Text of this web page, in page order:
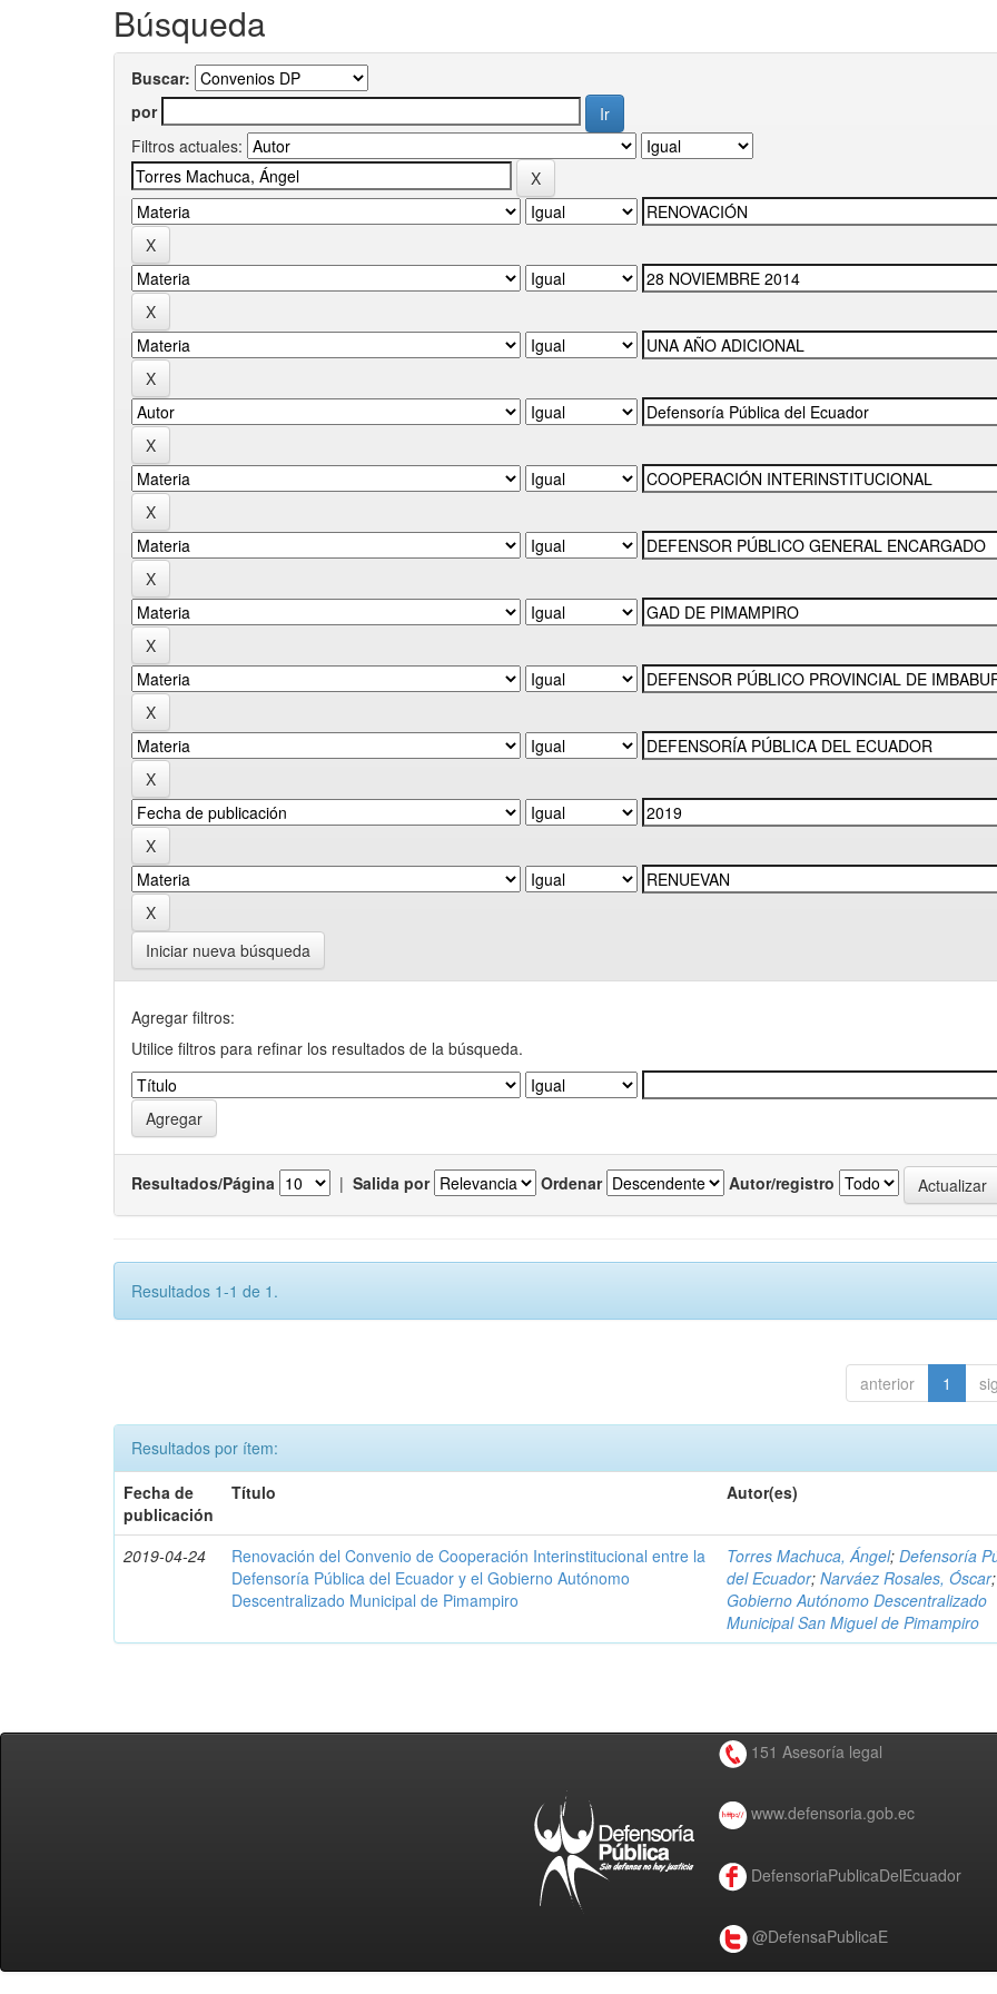
Búsqueda
Buscar:
por
Filtros actuales:
Iniciar nueva búsqueda
Agregar filtros:
Utilice filtros para refinar los resultados de la búsqueda.
Resultados/Página | Salida por Ordenar Autor/registro
Resultados 1-1 de 1.
anterior 1
Resultados por ítem:
Fecha de
publicación
Título Autor(es)
2019-04-24
Renovación del Convenio de Cooperación Interinstitucional entre la
Defensoría Pública del Ecuador y el Gobierno Autónomo
Descentralizado Municipal de Pimampiro
Torres Machuca, Ángel;Defensoría
del Ecuador;Narváez Rosales, Óscar;
Gobierno Autónomo Descentralizado
Municipal San Miguel de Pimampiro
151 Asesoría legal
www.defensoria.gob.ec
DefensoriaPublicaDelEcuador
@DefensaPublicaE